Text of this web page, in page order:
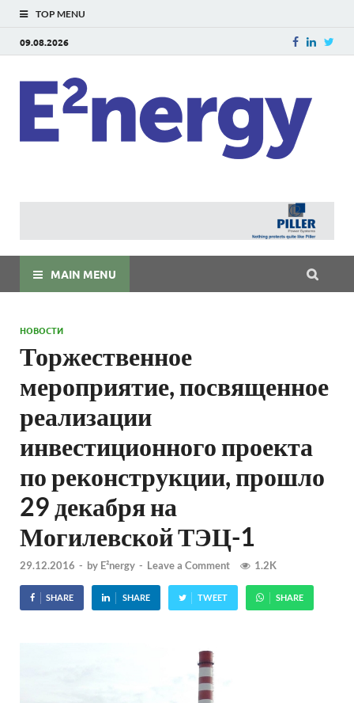
TOP MENU
09.08.2026
MAIN MENU
НОВОСТИ
Торжественное
мероприятие, посвященное
реализации
инвестиционного проекта
по реконструкции, прошло
29 декабря на
Могилевской ТЭЦ-1
29.12.2016 - by E²nergy - Leave a Comment 1.2K
SHARE SHARE TWEET SHARE